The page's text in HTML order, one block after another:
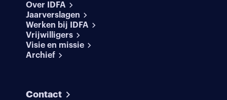
Over IDFA
Jaarverslagen
Werken bij IDFA
Vrijwilligers
Visie en missie
Archief
Contact